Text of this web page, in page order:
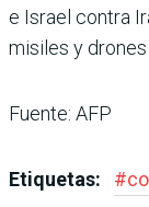
e Israel contra
misiles y drones
Fuente: AFP
Etiquetas: #